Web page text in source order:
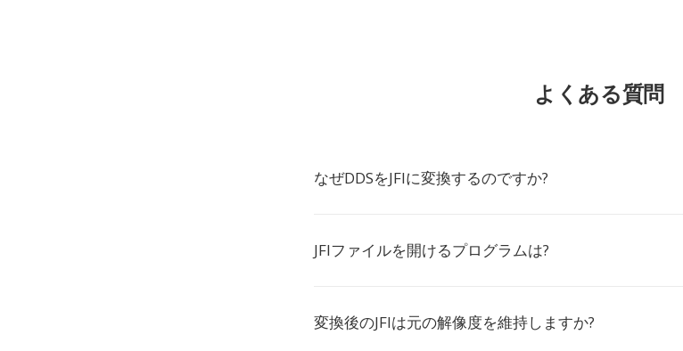
よくある質問
なぜDDSをJFIに変換するのですか?
JFIファイルを開けるプログラムは?
変換後のJFIは元の解像度を維持しますか?